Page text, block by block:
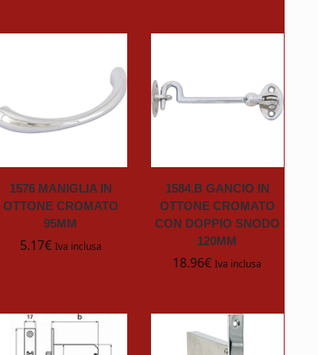
1576 MANIGLIA IN
OTTONE CROMATO
95MM
5.17€ Iva inclusa
1584.B GANCIO IN
OTTONE CROMATO
CON DOPPIO SNODO
120MM
18.96€ Iva inclusa